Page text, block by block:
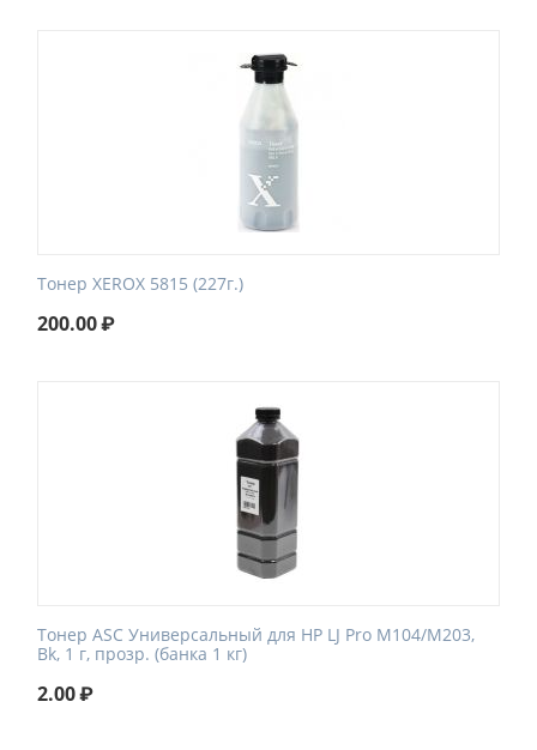
Тонер XEROX 5815 (227г.)
200.00₽
Тонер ASC Универсальный для HP LJ Pro M104/М203,
Bk, 1 г, прозр. (банка 1 кг)
2.00₽